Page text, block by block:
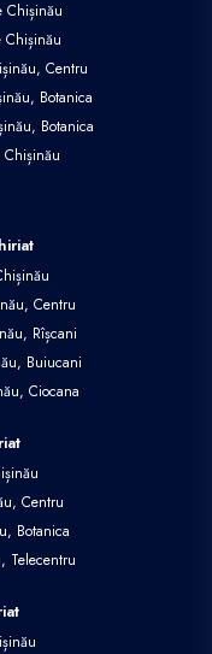
Chișinău
Chișinău
Centru
Botanica
Botanica
Centru
Rîșcani
Buiucani
Ciocana
Centru
Botanica
Telecentru